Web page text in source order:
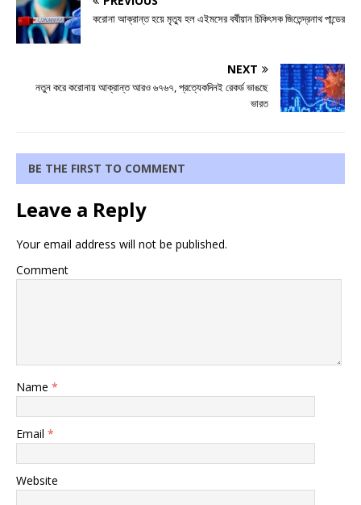
করোনা আক্রান্ত হয়ে মৃত্যু হল এইমসের বর্ষীয়ান চিকিৎসক জিতেন্দ্রনাথ পান্ডের
NEXT
নতুন করে করোনায় আক্রান্ত আরও ৬৭৬৭, প্রত্যেকদিনই রেকর্ড ভাঙছে
ভারত
BE THE FIRST TO COMMENT
Leave a Reply
Your email address will not be published.
Comment
Name *
Email *
Website